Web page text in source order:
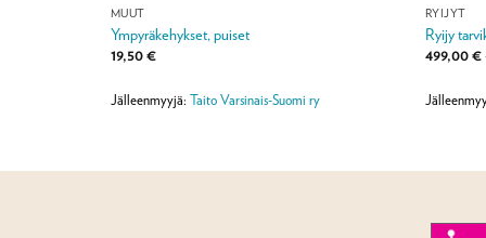
MUUT
Ympyräkehykset, puiset
19,50€
Jälleenmyyjä: Taito Varsinais-Suomi ry
RYIJYT
Ryijy
499,00€